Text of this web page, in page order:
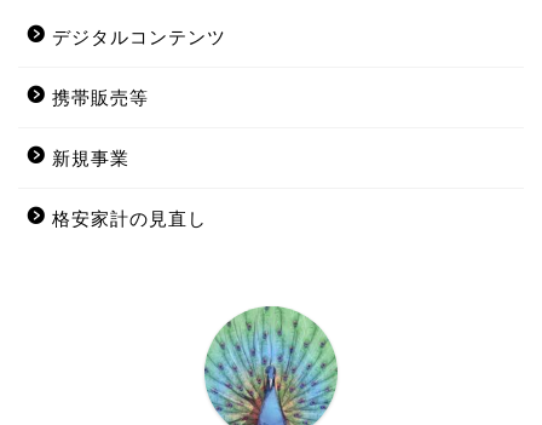
デジタルコンテンツ
携帯販売等
新規事業
格安家計の見直し